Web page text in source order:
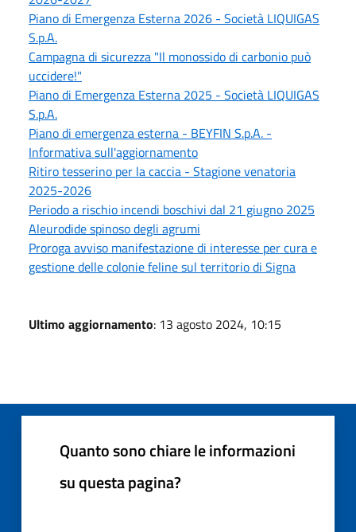
Piano di Emergenza Esterna 2026 - Società LIQUIGAS
S.p.A.
Campagna di sicurezza "Il monossido di carbonio può
uccidere!"
Piano di Emergenza Esterna 2025 - Società LIQUIGAS
S.p.A.
Piano di emergenza esterna - BEYFIN S.p.A. -
Informativa sull'aggiornamento
Ritiro tesserino per la caccia - Stagione venatoria
2025-2026
Periodo a rischio incendi boschivi dal 21 giugno 2025
Aleurodide spinoso degli agrumi
Proroga avviso manifestazione di interesse per cura e
gestione delle colonie feline sul territorio di Signa
Ultimo aggiornamento: 13 agosto 2024, 10:15
Quanto sono chiare le informazioni
su questa pagina?